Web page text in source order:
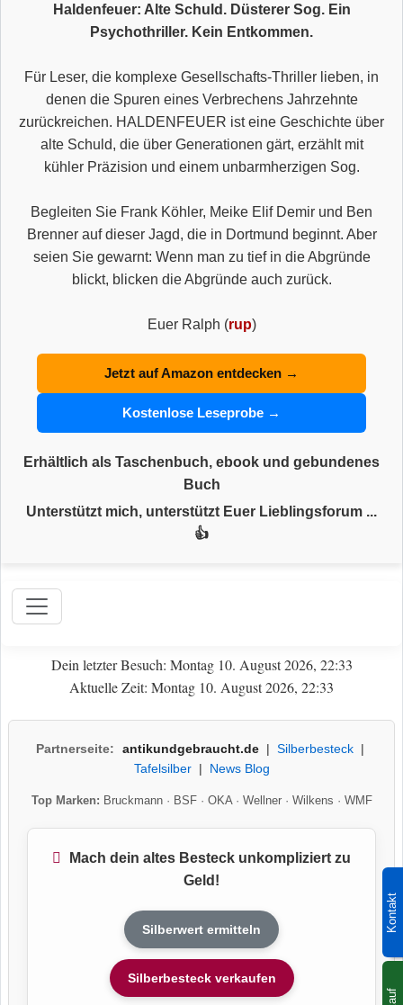
Kontakt
Haldenfeuer: Alte Schuld. Düsterer Sog. Ein
Psychothriller. Kein Entkommen.
Für Leser, die komplexe Gesellschafts-Thriller lieben, in
denen die Spuren eines Verbrechens Jahrzehnte
zurückreichen. HALDENFEUER ist eine Geschichte über
alte Schuld, die über Generationen gärt, erzählt mit
kühler Präzision und einem unbarmherzigen Sog.
Begleiten Sie Frank Köhler, Meike Elif Demir und Ben
Brenner auf dieser Jagd, die in Dortmund beginnt. Aber
seien Sie gewarnt: Wenn man zu tief in die Abgründe
blickt, blicken die Abgründe auch zurück.
Euer Ralph (rup)
Jetzt auf Amazon entdecken →
Kostenlose Leseprobe →
Erhältlich als Taschenbuch, ebook und gebundenes
Buch
Unterstützt mich, unterstützt Euer Lieblingsforum ...
👍
Dein letzter Besuch: Montag 10. August 2026, 22:33
Aktuelle Zeit: Montag 10. August 2026, 22:33
Partnerseite: antikundgebraucht.de| Silberbesteck|
Tafelsilber| News Blog
Top Marken: Bruckmann· BSF· OKA· Wellner· Wilkens · WMF
Mach dein altes Besteck unkompliziert zu
Geld!
Silberwert ermitteln
Silberbesteck verkaufen